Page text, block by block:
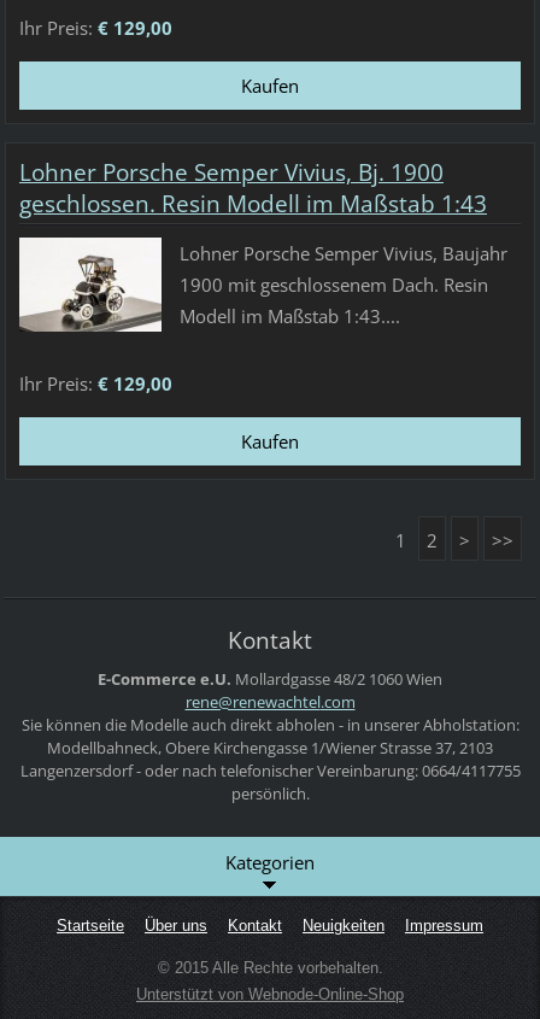
Ihr Preis: € 129,00
Lohner Porsche Semper Vivius, Bj. 1900
geschlossen. Resin Modell im Maßstab 1:43
Lohner Porsche Semper Vivius, Baujahr
1900 mit geschlossenem Dach. Resin
Modell im Maßstab 1:43....
Ihr Preis: € 129,00
1 2 > >>
Kontakt
E-Commerce e.U. Mollardgasse 48/2 1060 Wien
rene@renewachtel.com
Sie können die Modelle auch direkt abholen - in unserer Abholstation:
Modellbahneck, Obere Kirchengasse 1/Wiener Strasse 37, 2103
Langenzersdorf - oder nach telefonischer Vereinbarung: 0664/4117755
persönlich.
Kategorien
Startseite Über uns Kontakt Neuigkeiten Impressum
© 2015 Alle Rechte vorbehalten.
Unterstützt von Webnode-Online-Shop